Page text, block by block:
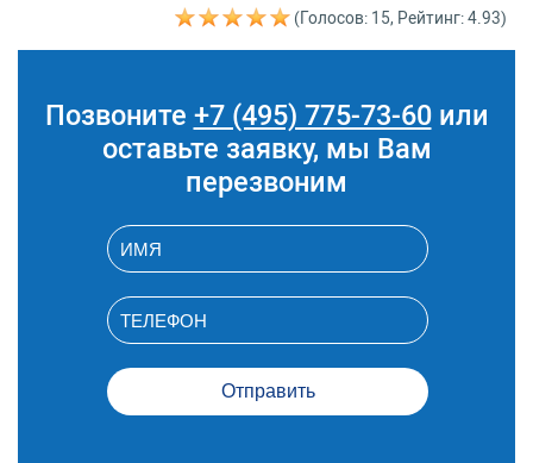
(Голосов: 15, Рейтинг: 4.93)
Позвоните +7 (495) 775-73-60или
оставьте заявку, мы Вам
перезвоним